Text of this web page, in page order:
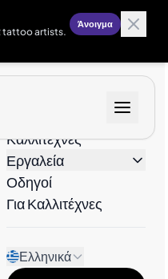
tattoo artists.
Άνοιγμα
Καλλιτέχνες
Εργαλεία
Οδηγοί
Για Καλλιτέχνες
Ελληνικά